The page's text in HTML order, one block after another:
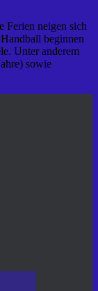
Ferien neigen sich
beginnen
Unter anderem
sowie